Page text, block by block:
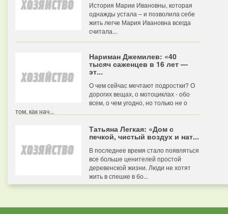
История Марии Ивановны, которая
однажды устала – и позволила себе
жить легче Мария Ивановна всегда
считала...
Нариман Джемилев: «40
тысяч саженцев в 16 лет —
эт...
О чем сейчас мечтают подростки? О
дорогих вещах, о мотоциклах - обо
всем, о чем угодно, но только не о
том, как нач...
Татьяна Легкая: «Дом с
печкой, чистый воздух и нат...
В последнее время стало появляться
все больше ценителей простой
деревенской жизни. Люди не хотят
жить в спешке в бо...